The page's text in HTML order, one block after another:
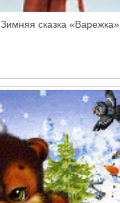
Зимняя сказка «Варежка»